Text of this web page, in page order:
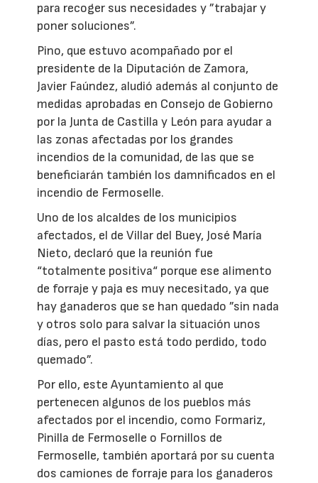
para recoger sus necesidades y ”trabajar y
poner soluciones”.
Pino, que estuvo acompañado por el
presidente de la Diputación de Zamora,
Javier Faúndez, aludió además al conjunto de
medidas aprobadas en Consejo de Gobierno
por la Junta de Castilla y León para ayudar a
las zonas afectadas por los grandes
incendios de la comunidad, de las que se
beneficiarán también los damnificados en el
incendio de Fermoselle.
Uno de los alcaldes de los municipios
afectados, el de Villar del Buey, José María
Nieto, declaró que la reunión fue
“totalmente positiva“ porque ese alimento
de forraje y paja es muy necesitado, ya que
hay ganaderos que se han quedado ”sin nada
y otros solo para salvar la situación unos
días, pero el pasto está todo perdido, todo
quemado”.
Por ello, este Ayuntamiento al que
pertenecen algunos de los pueblos más
afectados por el incendio, como Formariz,
Pinilla de Fermoselle o Fornillos de
Fermoselle, también aportará por su cuenta
dos camiones de forraje para los ganaderos